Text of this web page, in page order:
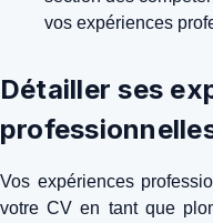
vos expériences
Détailler ses
Vos expériences
votre CV en tant que